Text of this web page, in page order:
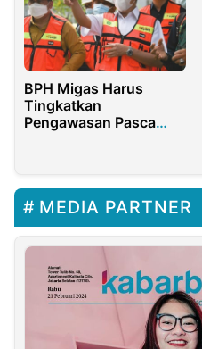
BPH Migas Harus
Tingkatkan
Pengawasan Pasca
MEDIA PARTNER